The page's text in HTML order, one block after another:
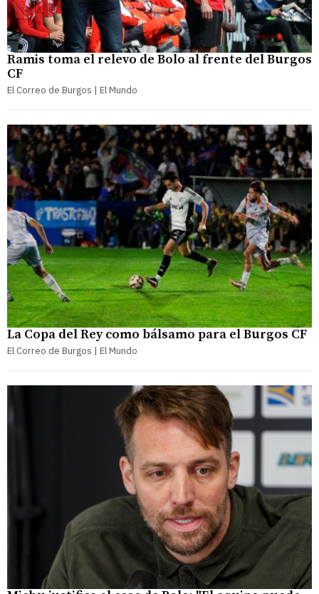
Ramis toma el relevo de Bolo al frente del Burgos
CF
El Correo de Burgos | El Mundo
La Copa del Rey como bálsamo para el Burgos CF
El Correo de Burgos | El Mundo